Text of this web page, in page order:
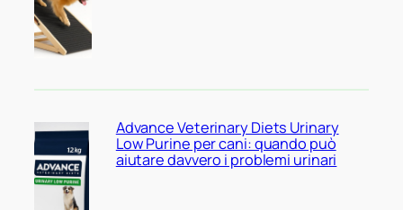
Advance Veterinary Diets Urinary
Low Purine per cani: quando può
aiutare davvero i problemi urinari